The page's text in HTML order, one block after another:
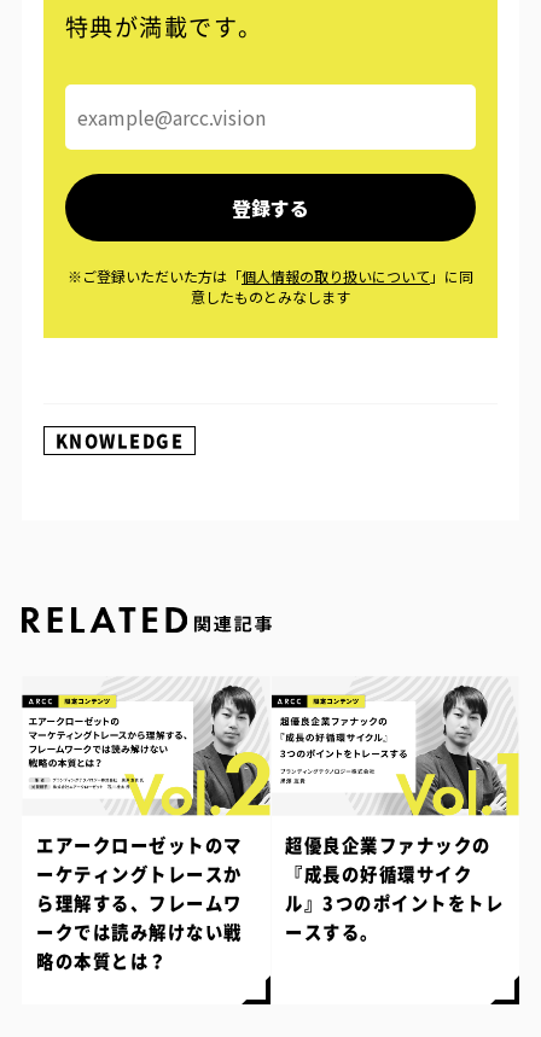
特典が満載です。
KNOWLEDGE
エアークローゼットのマ
ーケティングトレースか
ら理解する、フレームワ
ークでは読み解けない戦
略の本質とは？
超優良企業ファナックの
『成長の好循環サイク
ル』3つのポイントをトレ
ースする。